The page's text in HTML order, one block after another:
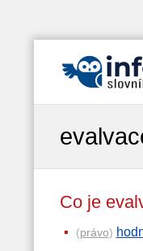
Co je
(právo)